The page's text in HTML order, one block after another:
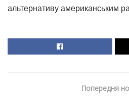
альтернативу американським
Попередня